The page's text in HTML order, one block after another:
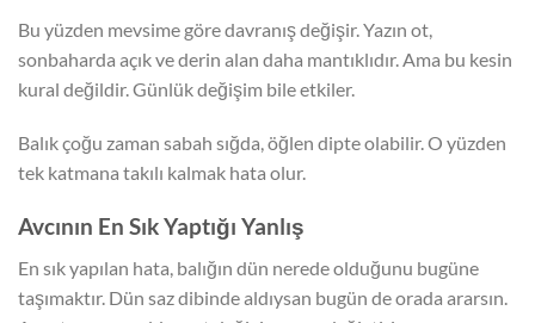
Bu yüzden mevsime göre davranış değişir. Yazın ot,
sonbaharda açık ve derin alan daha mantıklıdır. Ama bu kesin
kural değildir. Günlük değişim bile etkiler.
Balık çoğu zaman sabah sığda, öğlen dipte olabilir. O yüzden
tek katmana takılı kalmak hata olur.
Avcının En Sık Yaptığı Yanlış
En sık yapılan hata, balığın dün nerede olduğunu bugüne
taşımaktır. Dün saz dibinde aldıysan bugün de orada ararsın.